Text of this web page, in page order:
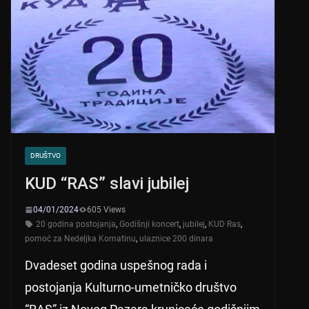
DRUŠTVO
KUD “RAS” slavi jubilej
04/01/2024
605 Views
20 godina postojanja, Godišnji koncert, jubilej, KUD Ras,
pomoć za Nedeljka Komatinu, ulaznice 200 dinara
Dvadeset godina uspešnog rada i
postojanja Kulturno-umetničko društvo